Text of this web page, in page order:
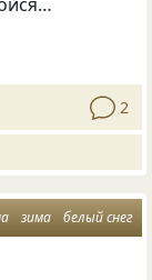
2
зима белый снег